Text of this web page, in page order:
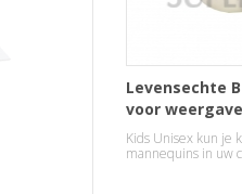
Levensechte
voor weergave
Kids Unisex kun je
mannequins in uw